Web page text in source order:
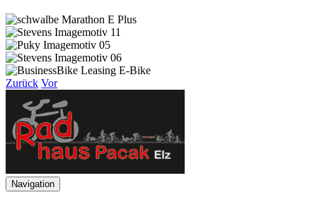
Zurück Vor
Navigation